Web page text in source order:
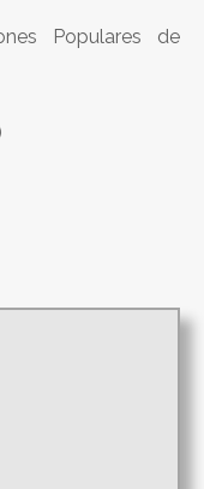
Populares de